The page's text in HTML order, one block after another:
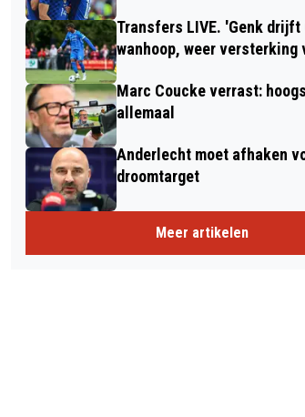
Transfers LIVE. 'Genk
wanhoop, weer versterking
Marc Coucke verrast:
allemaal
Anderlecht moet afhaken
droomtarget
Meer artikelen